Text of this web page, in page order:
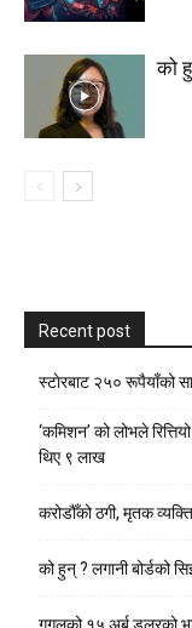
को
Recent post
स्टाेरबाट २५० रूपैयाँको
‘कमिशन’ को लोभले
थिए ९ लाख
करोडौँको ठगी, मृतक
को हुन् ? लगानी बोर्डको